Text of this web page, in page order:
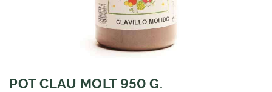
POT CLAU MOLT 950 G.